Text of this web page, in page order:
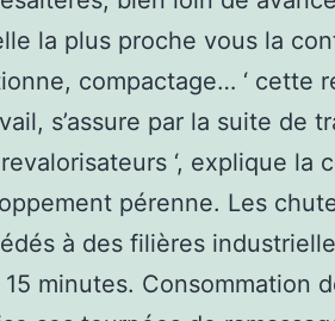
la plus proche vous la
compactage… ‘ cette
s’assure par la suite de
‘, explique
pérenne. Les
à des filières
minutes. Consommation